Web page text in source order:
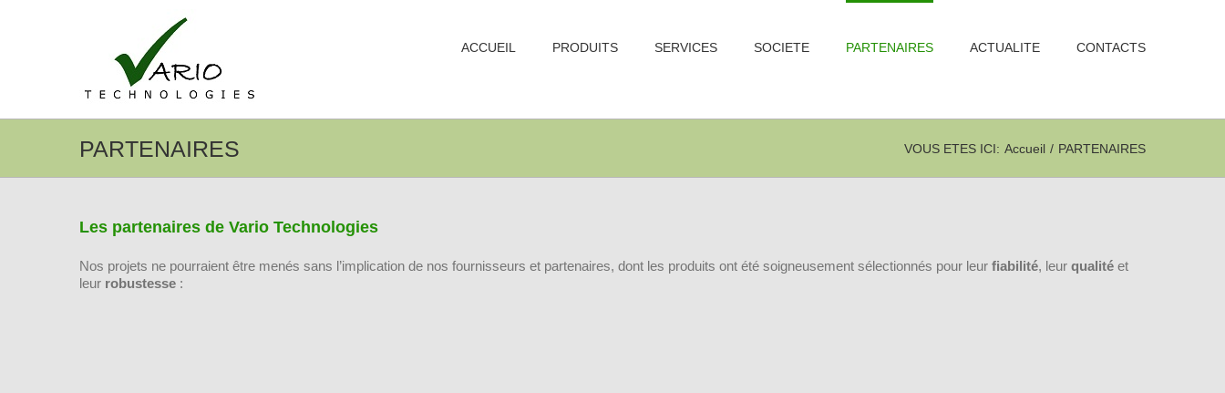
ACCUEIL PRODUITS SERVICES SOCIETE PARTENAIRES ACTUALITE CONTACTS
PARTENAIRES VOUS ETES ICI: Accueil / PARTENAIRES
Les partenaires de Vario Technologies
Nos projets ne pourraient être menés sans l’implication de nos fournisseurs et partenaires, dont les produits ont été soigneusement sélectionnés pour leur fiabilité, leur qualité et
leur robustesse :